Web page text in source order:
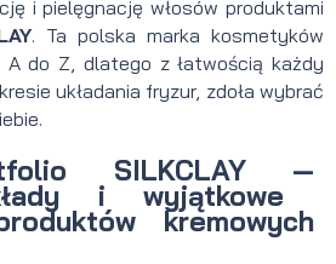
i pielęgnację włosów produktami
. Ta polska marka kosmetyków
do Z, dlatego z łatwością każdy
układania fryzur, zdoła wybrać
SILKCLAY —
i wyjątkowe
kremowych